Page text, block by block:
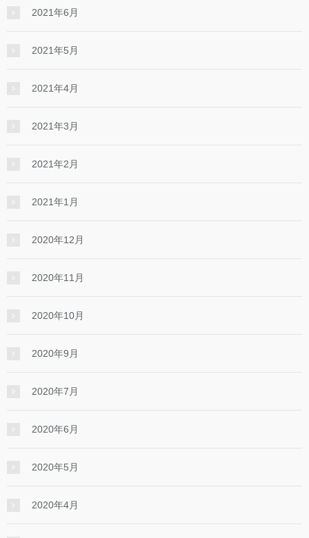
2021年6月
2021年5月
2021年4月
2021年3月
2021年2月
2021年1月
2020年12月
2020年11月
2020年10月
2020年9月
2020年7月
2020年6月
2020年5月
2020年4月